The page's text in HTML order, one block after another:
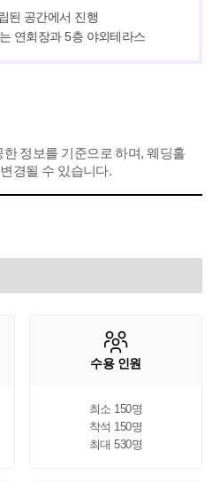
된 공간에서 진행
연회장과 5층 야외테라스
정보를 기준으로 하며, 웨딩홀
경될 수 있습니다.
수용 인원
최소 150명
착석 150명
최대 530명